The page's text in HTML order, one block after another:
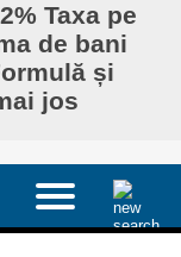
Taxa pe
de bani
și
jos